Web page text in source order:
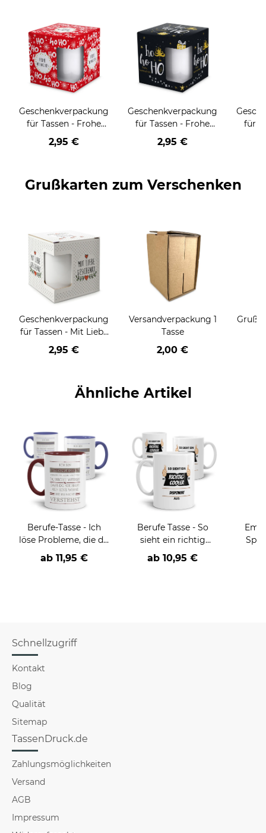
Geschenkverpackung
für Tassen - Frohe
Weihnachten - HO
HO HO - rot
2,95 €
Geschenkverpackung
für Tassen - Frohe
Weihnachten - HO
HO HO - schwarz
2,95 €
für
Grußkarten zum Verschenken
Geschenkverpackung
für Tassen - Mit Liebe
geschenkt
2,95 €
Versandverpackung 1
Tasse
2,00 €
Ähnliche Artikel
Berufe-Tasse - Ich
löse Probleme, die du
nicht verstehst -
verschiedene Berufe
ab 11,95 €
Berufe Tasse - So
sieht ein richtig
cooler -BERUF- aus
ab 10,95 €
Schnellzugriff
Kontakt
Blog
Qualität
Sitemap
TassenDruck.de
Zahlungsmöglichkeiten
Versand
AGB
Impressum